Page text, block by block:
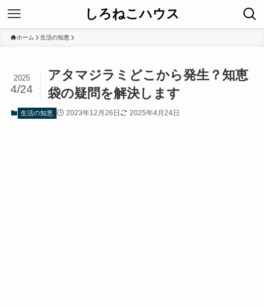
しろねこハウス
ホーム 生活の知恵
アタマジラミどこから発生？知恵
袋の疑問を解決します
2025
4/24
生活の知恵 2023年12月26日 2025年4月24日